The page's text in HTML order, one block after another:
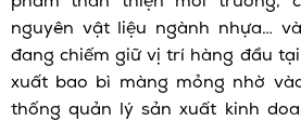
nguyên vật liệu ngành nhựa…
đang chiếm giữ vị trí hàng đầu
xuất bao bì màng mỏng nhờ
thống quản lý sản xuất kinh